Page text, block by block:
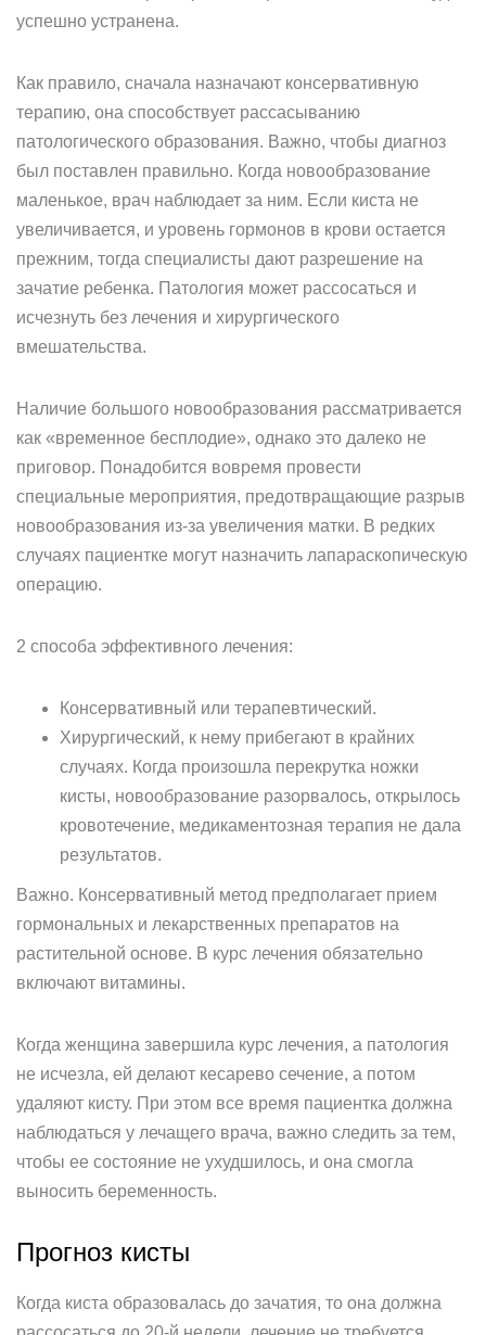
успешно устранена.
Как правило, сначала назначают консервативную
терапию, она способствует рассасыванию
патологического образования. Важно, чтобы диагноз
был поставлен правильно. Когда новообразование
маленькое, врач наблюдает за ним. Если киста не
увеличивается, и уровень гормонов в крови остается
прежним, тогда специалисты дают разрешение на
зачатие ребенка. Патология может рассосаться и
исчезнуть без лечения и хирургического
вмешательства.
Наличие большого новообразования рассматривается
как «временное бесплодие», однако это далеко не
приговор. Понадобится вовремя провести
специальные мероприятия, предотвращающие разрыв
новообразования из-за увеличения матки. В редких
случаях пациентке могут назначить лапараскопическую
операцию.
2 способа эффективного лечения:
Консервативный или терапевтический.
Хирургический, к нему прибегают в крайних
случаях. Когда произошла перекрутка ножки
кисты, новообразование разорвалось, открылось
кровотечение, медикаментозная терапия не дала
результатов.
Важно. Консервативный метод предполагает прием
гормональных и лекарственных препаратов на
растительной основе. В курс лечения обязательно
включают витамины.
Когда женщина завершила курс лечения, а патология
не исчезла, ей делают кесарево сечение, а потом
удаляют кисту. При этом все время пациентка должна
наблюдаться у лечащего врача, важно следить за тем,
чтобы ее состояние не ухудшилось, и она смогла
выносить беременность.
Прогноз кисты
Когда киста образовалась до зачатия, то она должна